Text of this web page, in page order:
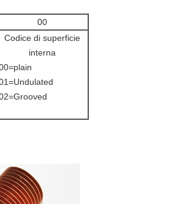
00
Codice di superficie
interna